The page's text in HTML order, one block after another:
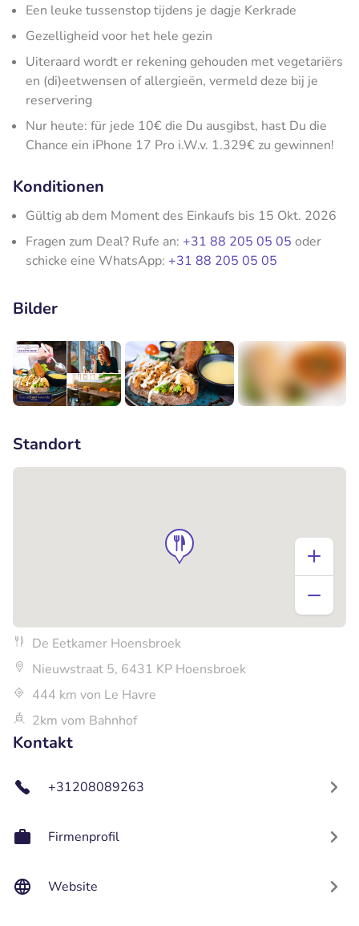
Een leuke tussenstop tijdens je dagje Kerkrade
Gezelligheid voor het hele gezin
Uiteraard wordt er rekening gehouden met vegetariërs
en (di)eetwensen of allergieën, vermeld deze bij je
reservering
Nur heute: für jede 10€ die Du ausgibst, hast Du die
Chance ein iPhone 17 Pro i.W.v. 1.329€ zu gewinnen!
Konditionen
Gültig ab dem Moment des Einkaufs bis 15 Okt. 2026
Fragen zum Deal? Rufe an: +31 88 205 05 05 oder
schicke eine WhatsApp: +31 88 205 05 05
Bilder
Standort
De Eetkamer Hoensbroek
Nieuwstraat 5, 6431 KP Hoensbroek
444 km von Le Havre
2km vom Bahnhof
Kontakt
+31208089263
Firmenprofil
Website